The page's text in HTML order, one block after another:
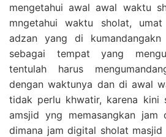
mengetahui awal awal waktu
mngetahui waktu sholat,
adzan yang di
sebagai tempat yang
tentulah harus
dengan waktunya dan di awal
tidak perlu khwatir, karena kini
amsjid yng memasangkan jam
dimana jam digital sholat